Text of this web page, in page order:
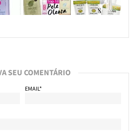
SEU COMENTÁRIO
EMAIL*